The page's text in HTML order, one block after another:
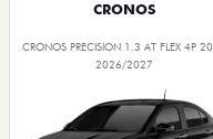
CRONOS
CRONOS PRECISION 1.3 AT FLEX 4P
2026/2027